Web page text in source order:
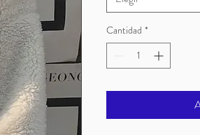
Cantidad *